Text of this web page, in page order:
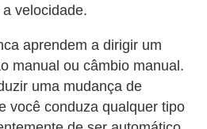
velocidade.
aprendem a dirigir um
manual ou câmbio manual.
uma mudança de
você conduza qualquer tipo